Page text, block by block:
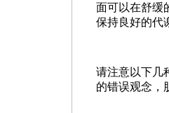
面可以在舒缓
保持良好的代
请注意以下几
的错误观念，